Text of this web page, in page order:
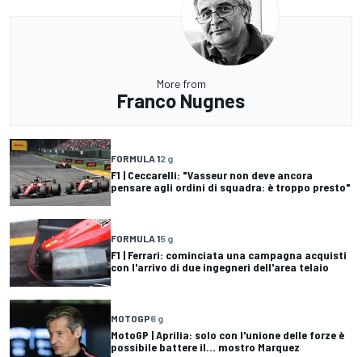
More from
Franco Nugnes
FORMULA 12 g
F1 | Ceccarelli: "Vasseur non deve ancora
pensare agli ordini di squadra: è troppo presto"
FORMULA 15 g
F1 | Ferrari: cominciata una campagna acquisti
con l'arrivo di due ingegneri dell'area telaio
MOTOGP6 g
MotoGP | Aprilia: solo con l'unione delle forze è
possibile battere il... mostro Marquez